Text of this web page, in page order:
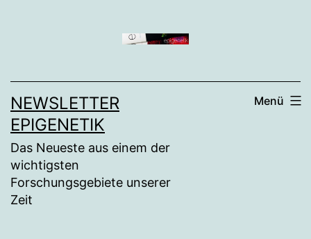
NEWSLETTER
EPIGENETIK
Das Neueste aus einem der
wichtigsten
Forschungsgebiete unserer
Zeit
Menü